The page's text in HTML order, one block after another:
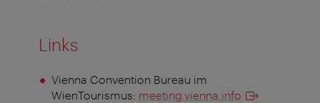
Links
Vienna Convention Bureau im
WienTourismus: meeting.vienna.info